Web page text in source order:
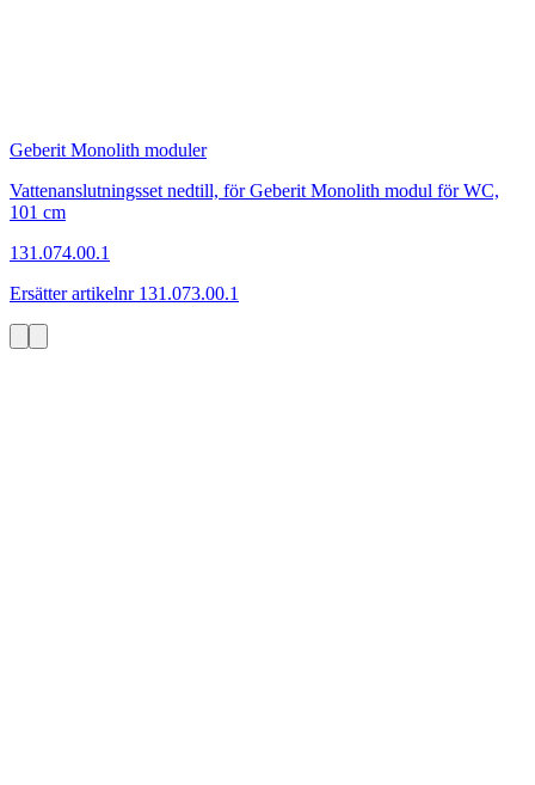
Geberit Monolith moduler
Vattenanslutningsset nedtill, för Geberit Monolith modul för WC,
101 cm
131.074.00.1
Ersätter artikelnr 131.073.00.1